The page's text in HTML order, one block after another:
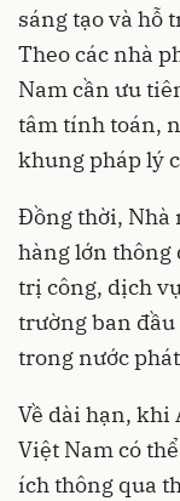
sáng tạo và hỗ
Theo các nhà
Nam cần ưu
tâm tính toán,
khung pháp lý
Đồng thời, Nhà
hàng lớn thông
trị công, dịch
trường ban đầu
trong nước
Về dài hạn, khi
Việt Nam có
ích thông qua